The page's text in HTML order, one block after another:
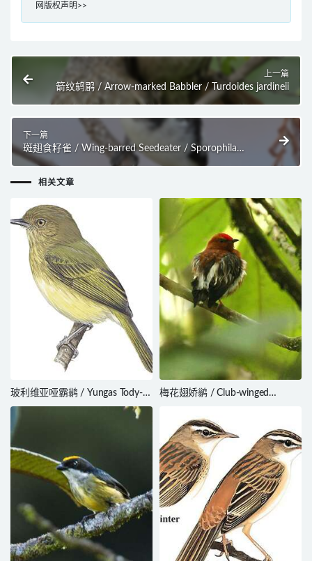
网版权声明>>
上一篇
箭纹鸫鹛 / Arrow-marked Babbler / Turdoides jardineii
下一篇
斑翅食籽雀 / Wing-barred Seedeater / Sporophila
americana
相关文章
玻利维亚哑霸鹟 / Yungas Tody-
Tyrant / Hemitriccus spodiops
梅花翅娇鹟 / Club-winged
deliciosus